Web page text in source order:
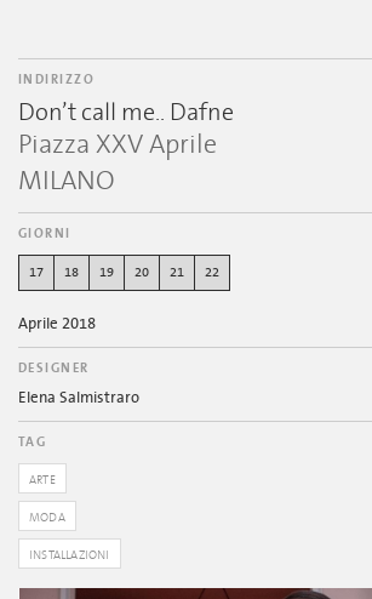
INDIRIZZO
Don’t call me.. Dafne
Piazza XXV Aprile
MILANO
GIORNI
17 18 19 20 21 22
Aprile 2018
DESIGNER
Elena Salmistraro
TAG
ARTE
MODA
INSTALLAZIONI